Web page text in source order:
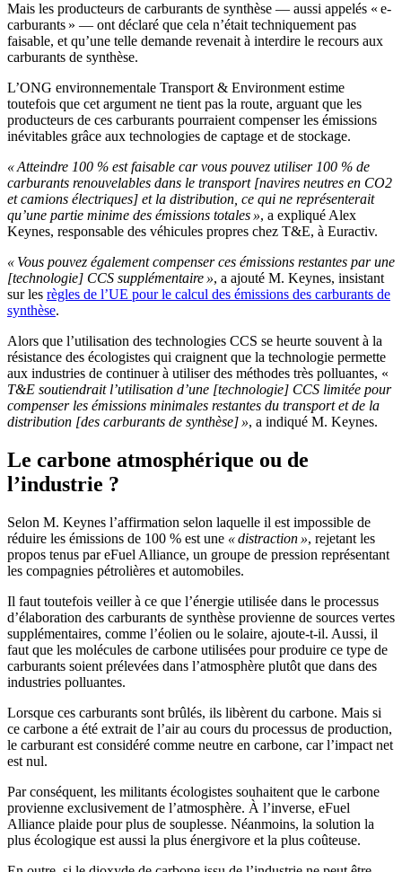
Mais les producteurs de carburants de synthèse — aussi appelés « e-
carburants » — ont déclaré que cela n’était techniquement pas
faisable, et qu’une telle demande revenait à interdire le recours aux
carburants de synthèse.
L’ONG environnementale Transport & Environment estime
toutefois que cet argument ne tient pas la route, arguant que les
producteurs de ces carburants pourraient compenser les émissions
inévitables grâce aux technologies de captage et de stockage.
« Atteindre 100 % est faisable car vous pouvez utiliser 100 % de
carburants renouvelables dans le transport [navires neutres en CO2
et camions électriques] et la distribution, ce qui ne représenterait
qu’une partie minime des émissions totales », a expliqué Alex
Keynes, responsable des véhicules propres chez T&E, à Euractiv.
« Vous pouvez également compenser ces émissions restantes par une
[technologie] CCS supplémentaire », a ajouté M. Keynes, insistant
sur les règles de l’UE pour le calcul des émissions des carburants de
synthèse.
Alors que l’utilisation des technologies CCS se heurte souvent à la
résistance des écologistes qui craignent que la technologie permette
aux industries de continuer à utiliser des méthodes très polluantes, «
T&E soutiendrait l’utilisation d’une [technologie] CCS limitée pour
compenser les émissions minimales restantes du transport et de la
distribution [des carburants de synthèse] », a indiqué M. Keynes.
Le carbone atmosphérique ou de
l’industrie ?
Selon M. Keynes l’affirmation selon laquelle il est impossible de
réduire les émissions de 100 % est une « distraction », rejetant les
propos tenus par eFuel Alliance, un groupe de pression représentant
les compagnies pétrolières et automobiles.
Il faut toutefois veiller à ce que l’énergie utilisée dans le processus
d’élaboration des carburants de synthèse provienne de sources vertes
supplémentaires, comme l’éolien ou le solaire, ajoute-t-il. Aussi, il
faut que les molécules de carbone utilisées pour produire ce type de
carburants soient prélevées dans l’atmosphère plutôt que dans des
industries polluantes.
Lorsque ces carburants sont brûlés, ils libèrent du carbone. Mais si
ce carbone a été extrait de l’air au cours du processus de production,
le carburant est considéré comme neutre en carbone, car l’impact net
est nul.
Par conséquent, les militants écologistes souhaitent que le carbone
provienne exclusivement de l’atmosphère. À l’inverse, eFuel
Alliance plaide pour plus de souplesse. Néanmoins, la solution la
plus écologique est aussi la plus énergivore et la plus coûteuse.